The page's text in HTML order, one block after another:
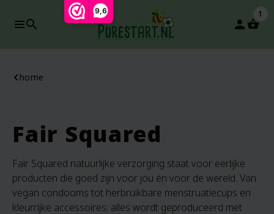
9,6
search person
1
home
Fair Squared
Fair Squared natuurlijke verzorging staat voor eerlijke
producten die goed zijn voor jou én voor de wereld. Van
vegan condooms tot herbruikbare menstruatiecups en
kleurrijke accessoires: alles wordt geproduceerd met